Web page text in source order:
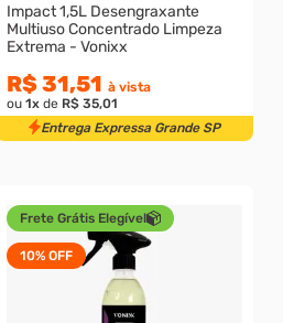
Impact 1,5L Desengraxante
Multiuso Concentrado Limpeza
Extrema - Vonixx
R$ 31,51 à vista
ou 1x de R$ 35,01
Entrega Expressa Grande SP
Frete Grátis Elegível
10% OFF